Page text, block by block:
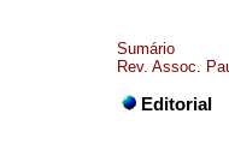
Sumário
Rev. Assoc.
Editorial